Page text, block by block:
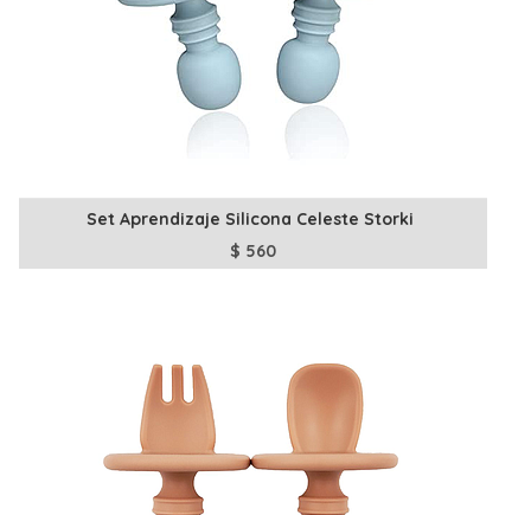
Set Aprendizaje Silicona Celeste Storki
$ 560